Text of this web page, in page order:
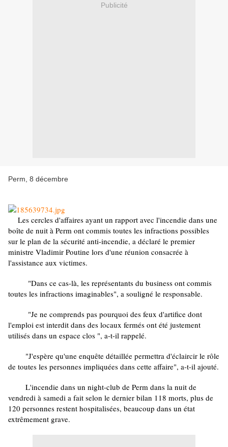
Publicité
Perm, 8 décembre
Les cercles d'affaires ayant un rapport avec l'incendie dans une
boîte de nuit à Perm ont commis toutes les infractions possibles
sur le plan de la sécurité anti-incendie, a déclaré le premier
ministre Vladimir Poutine lors d'une réunion consacrée à
l'assistance aux victimes.
"Dans ce cas-là, les représentants du business ont commis
toutes les infractions imaginables", a souligné le responsable.
"Je ne comprends pas pourquoi des feux d'artifice dont
l'emploi est interdit dans des locaux fermés ont été justement
utilisés dans un espace clos ", a-t-il rappelé.
"J'espère qu'une enquête détaillée permettra d'éclaircir le rôle
de toutes les personnes impliquées dans cette affaire", a-t-il ajouté.
L'incendie dans un night-club de Perm dans la nuit de
vendredi à samedi a fait selon le dernier bilan 118 morts, plus de
120 personnes restent hospitalisées, beaucoup dans un état
extrêmement grave.